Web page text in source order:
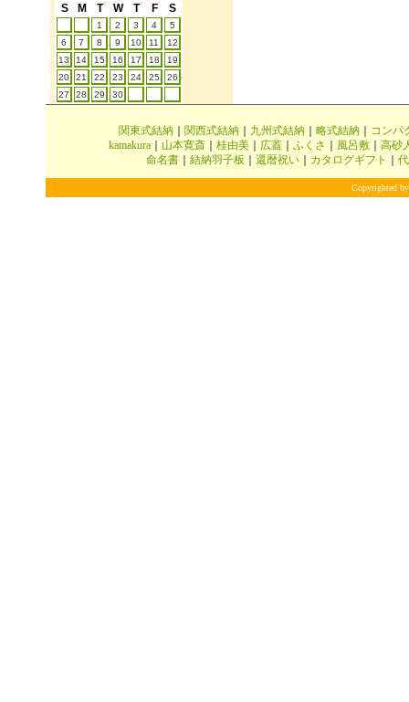
S M T W T F S
1 2 3 4
5
6
7 8 9 10 11
12
13
14 15 16 17 18
19
20
21 22 23 24 25
26
27
28 29 30
関東式結納 関西式結納 九州式結納 略式結納
コンパ
kamakura
山本寛斎 桂由美 広蓋 ふくさ 風呂敷
高砂
命名書
結納羽子板 還暦祝い カタログギフト
Copyrighted